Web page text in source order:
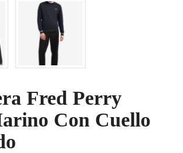
Fred Perry
Con Cuello